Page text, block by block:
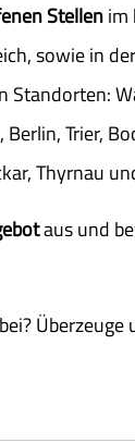
Stellenim
sowie in
Standorten:
Trier,
Thyrnau
aus und